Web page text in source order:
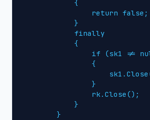
            {
                return false;
            }
            finally
            {
if (sk1 !=
                {
                }
                rk.Close();
            }
        }